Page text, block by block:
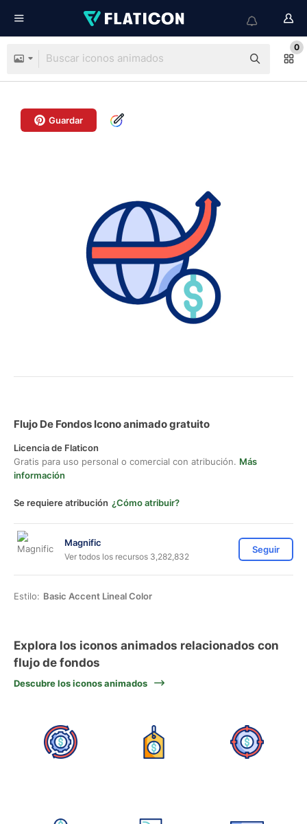
0
Guardar
Flujo De Fondos Icono animado gratuito
Licencia de Flaticon
Gratis para uso personal o comercial con atribución. Más
información
Se requiere atribución ¿Cómo atribuir?
Magnific
Ver todos los recursos 3,282,832
Seguir
Estilo: Basic Accent Lineal Color
Explora los iconos animados relacionados con
flujo de fondos
Descubre los iconos animados